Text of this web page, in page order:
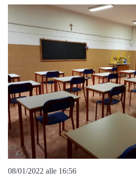
08/01/2022 alle 16:56